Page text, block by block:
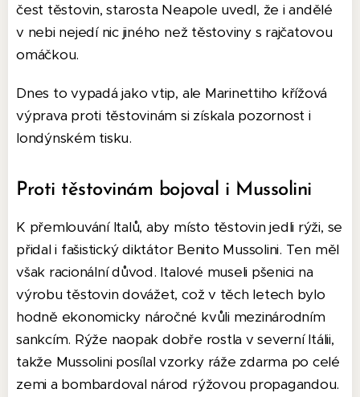
čest těstovin, starosta Neapole uvedl, že i andělé
v nebi nejedí nic jiného než těstoviny s rajčatovou
omáčkou.
Dnes to vypadá jako vtip, ale Marinettiho křížová
výprava proti těstovinám si získala pozornost i
londýnském tisku.
Proti těstovinám bojoval i Mussolini
K přemlouvání Italů, aby místo těstovin jedli rýži, se
přidal i fašistický diktátor Benito Mussolini. Ten měl
však racionální důvod. Italové museli pšenici na
výrobu těstovin dovážet, což v těch letech bylo
hodně ekonomicky náročné kvůli mezinárodním
sankcím. Rýže naopak dobře rostla v severní Itálii,
takže Mussolini posílal vzorky ráže zdarma po celé
zemi a bombardoval národ rýžovou propagandou.